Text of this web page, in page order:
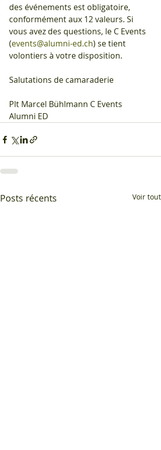
des événements est obligatoire,
conformément aux 12 valeurs. Si
vous avez des questions, le C Events
(events@alumni-ed.ch) se tient
volontiers à votre disposition.
Salutations de camaraderie
Plt Marcel Bühlmann C Events
Alumni ED
Posts récents Voir tout